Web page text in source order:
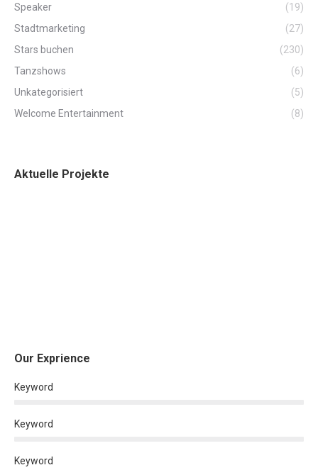
Speaker
(19)
Stadtmarketing
(27)
Stars buchen
(230)
Tanzshows
(6)
Unkategorisiert
(5)
Welcome Entertainment
(8)
Aktuelle Projekte
Our Exprience
Keyword
Keyword
Keyword